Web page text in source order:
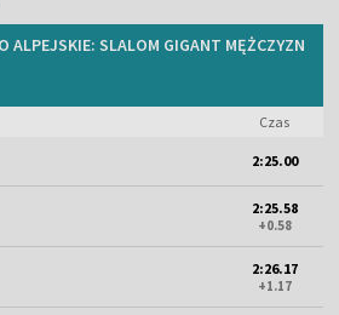
ALPEJSKIE: SLALOM GIGANT MĘŻCZYZN
Czas
2:25.00
2:25.58
+0.58
2:26.17
+1.17